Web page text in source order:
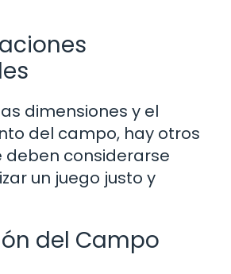
dimensiones y el
del campo, hay otros
deben considerarse
un juego justo y
del Campo